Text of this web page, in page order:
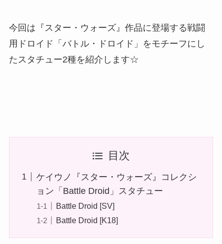
今回は『スター・ウォーズ』作品に登場する戦闘
用ドロイド「バトル・ドロイド」をモチーフにし
たスタチュー2種を紹介します☆
目次
ケイウノ『スター・ウォーズ』コレクシ
ョン「Battle Droid」スタチュー
Battle Droid [SV]
Battle Droid [K18]